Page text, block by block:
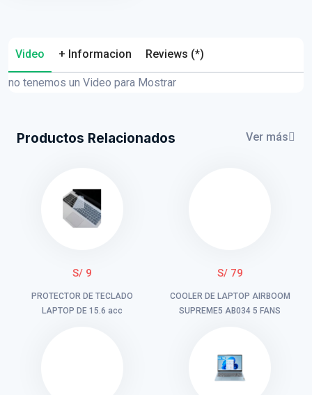
Video + Informacion Reviews (*)
no tenemos un Video para Mostrar
Productos Relacionados Ver más
S/ 9
PROTECTOR DE TECLADO
LAPTOP DE 15.6 acc
S/ 79
COOLER DE LAPTOP AIRBOOM
SUPREME5 AB034 5 FANS